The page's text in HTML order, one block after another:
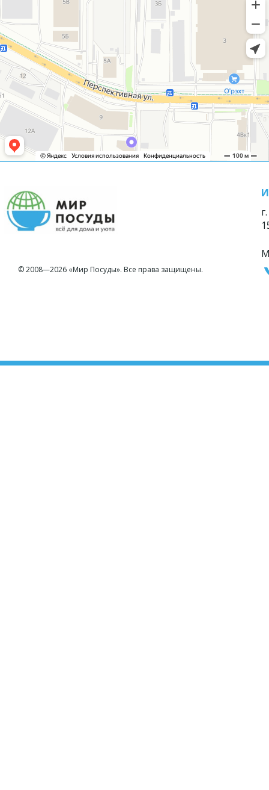
© 2008—2026 «Мир Посуды». Все права защищены.